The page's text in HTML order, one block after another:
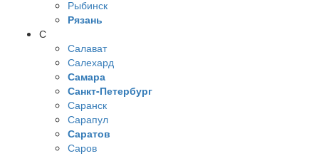
Рыбинск
Рязань
С
Салават
Салехард
Самара
Санкт-Петербург
Саранск
Сарапул
Саратов
Саров